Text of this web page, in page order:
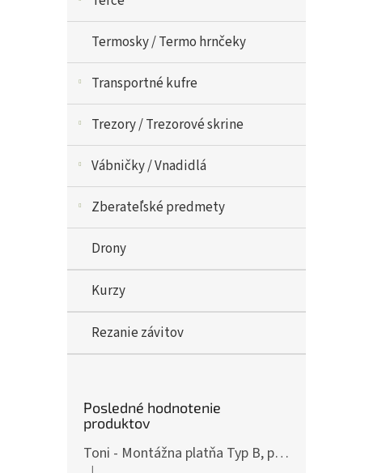
Termosky / Termo hrnčeky
Transportné kufre
Trezory / Trezorové skrine
Vábničky / Vnadidlá
Zberateľské predmety
Drony
Kurzy
Rezanie závitov
Posledné hodnotenie
produktov
Toni - Montážna platňa Typ B, pre ČZ P-10, Art.: OPXCZP10B